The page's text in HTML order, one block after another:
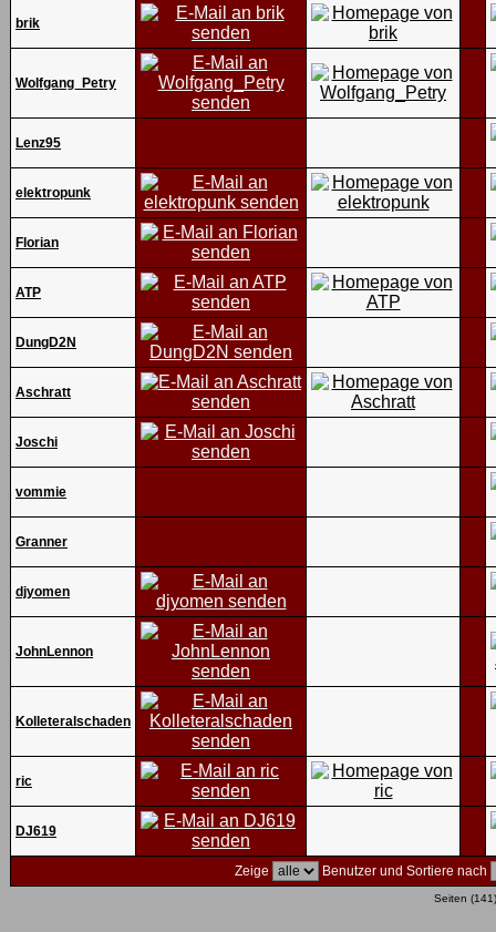
brik
Wolfgang_Petry
Lenz95
elektropunk
Florian
ATP
DungD2N
Aschratt
Joschi
vommie
Granner
djyomen
JohnLennon
Kolleteralschaden
ric
DJ619
Zeige Benutzer und Sortiere nach
Seiten